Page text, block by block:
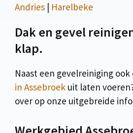
Andries | Harelbeke
Dak en gevel
klap.
Naast een gevelreiniging ook
in Assebroek uit laten
over op onze uitgebreide